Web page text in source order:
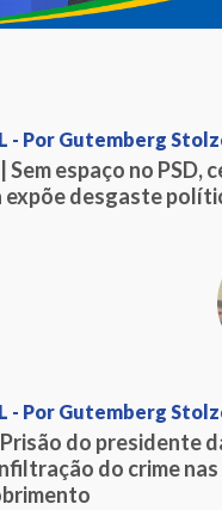
- Por Gutemberg
Sem espaço no PSD,
expõe desgaste
- Por Gutemberg
do presidente
do crime nas